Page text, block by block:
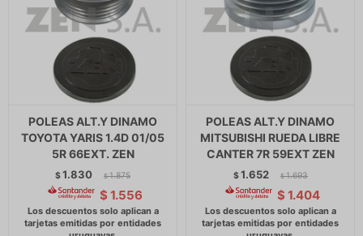
POLEAS ALT.Y DINAMO
TOYOTA YARIS 1.4D 01/05
5R 66EXT. ZEN
$1.830 $ 1.875
$ 1.556
POLEAS ALT.Y DINAMO
MITSUBISHI RUEDA LIBRE
CANTER 7R 59EXT ZEN
$1.652 $ 1.693
$ 1.404